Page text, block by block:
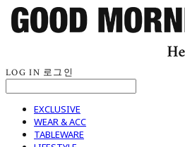
LOG IN 로그인
EXCLUSIVE
WEAR & ACC
TABLEWARE